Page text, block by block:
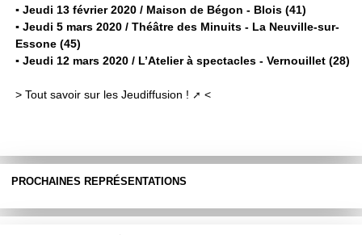
▪ Jeudi 13 février 2020 / Maison de Bégon - Blois (41)
▪ Jeudi 5 mars 2020 / Théâtre des Minuits - La Neuville-sur-
Essone (45)
▪ Jeudi 12 mars 2020 / L’Atelier à spectacles - Vernouillet (28)
> Tout savoir sur les Jeudiffusion ! <
PROCHAINES REPRÉSENTATIONS